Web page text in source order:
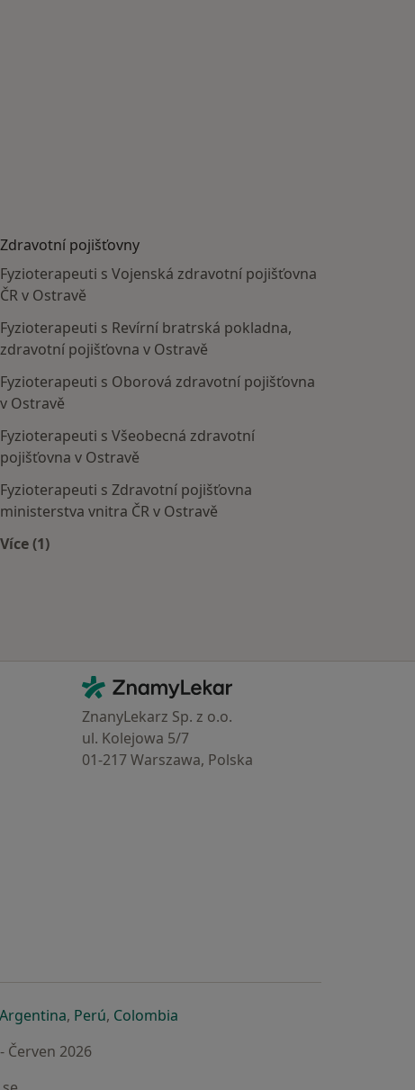
Zdravotní pojišťovny
Fyzioterapeuti s Vojenská zdravotní pojišťovna
ČR v Ostravě
Fyzioterapeuti s Revírní bratrská pokladna,
zdravotní pojišťovna v Ostravě
Fyzioterapeuti s Oborová zdravotní pojišťovna
v Ostravě
Fyzioterapeuti s Všeobecná zdravotní
pojišťovna v Ostravě
Fyzioterapeuti s Zdravotní pojišťovna
ministerstva vnitra ČR v Ostravě
Více (1)
Kontakt
ZnamyLekar - Hlavní stránka
ZnanyLekarz Sp. z o.o.
ul. Kolejowa 5/7
01-217 Warszawa, Polska
záložce
v nové záložce
otevře v nové záložce
Argentinase otevře v nové záložce
, Perúse otevře v nové záložce
, Colombiase otevře v nové záložce
Červen 2026